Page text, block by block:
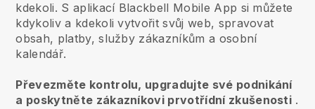
kdekoli. S aplikací Blackbell Mobile App si můžete
kdykoliv a kdekoli vytvořit svůj web, spravovat
obsah, platby, služby zákazníkům a osobní
kalendář.
Převezměte kontrolu, upgradujte své podnikání
a poskytněte zákazníkovi prvotřídní zkušenosti .